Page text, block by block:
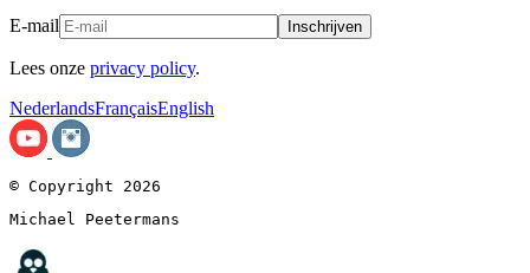
E-mail Inschrijven
Lees onze privacy policy.
NederlandsFrançaisEnglish
© Copyright 2026
Michael Peetermans